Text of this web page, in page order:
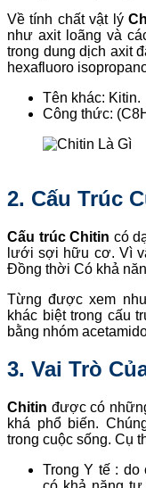
Về tính chất vật lý
như axit loãng và
trong dung dịch axit
hexafluoro
Tên khác: Kitin.
Công thức:
2. Cấu Trúc
Cấu trúc Chitin có
lưới sợi hữu cơ. Vì
Đồng thời Có khả
Từng được xem
khác biệt trong cấu
bằng nhóm
3. Vai Trò
Chitin được có
khá phổ biến.
trong cuộc sống. Cụ
Trong Y tế : do